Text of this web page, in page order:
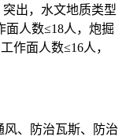
出，水文地质类型
面人数≤18人，炮掘
作面人数≤16人，
风、防治瓦斯、防治